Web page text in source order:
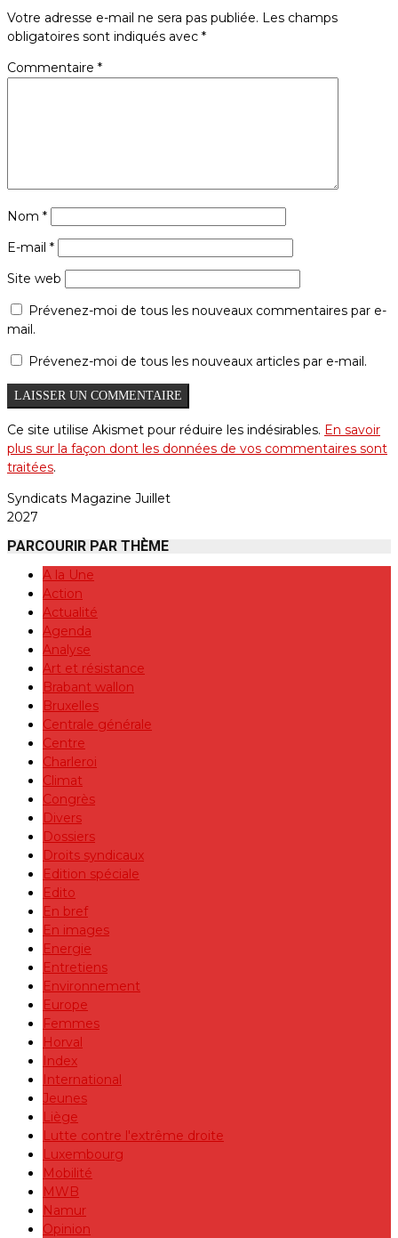
Votre adresse e-mail ne sera pas publiée. Les champs
obligatoires sont indiqués avec *
Commentaire *
Nom *
E-mail *
Site web
Prévenez-moi de tous les nouveaux commentaires par e-
mail.
Prévenez-moi de tous les nouveaux articles par e-mail.
Ce site utilise Akismet pour réduire les indésirables. En savoir
plus sur la façon dont les données de vos commentaires sont
traitées.
Syndicats Magazine Juillet
2027
PARCOURIR PAR THÈME
A la Une
Action
Actualité
Agenda
Analyse
Art et résistance
Brabant wallon
Bruxelles
Centrale générale
Centre
Charleroi
Climat
Congrès
Divers
Dossiers
Droits syndicaux
Edition spéciale
Edito
En bref
En images
Energie
Entretiens
Environnement
Europe
Femmes
Horval
Index
International
Jeunes
Liège
Lutte contre l'extrême droite
Luxembourg
Mobilité
MWB
Namur
Opinion